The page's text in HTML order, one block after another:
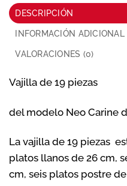
DESCRIPCIÓN
INFORMACIÓN ADICIONAL
VALORACIONES (0)
Vajilla de 19 piezas
del modelo Neo Carine
La vajilla de 19 piezas
platos llanos de 26 cm,
cm, seis platos postre